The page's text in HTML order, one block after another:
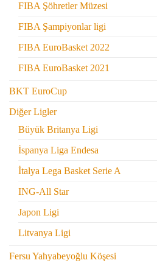
FIBA Şöhretler Müzesi
FIBA Şampiyonlar ligi
FIBA EuroBasket 2022
FIBA EuroBasket 2021
BKT EuroCup
Diğer Ligler
Büyük Britanya Ligi
İspanya Liga Endesa
İtalya Lega Basket Serie A
ING-All Star
Japon Ligi
Litvanya Ligi
Fersu Yahyabeyoğlu Köşesi